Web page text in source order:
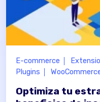
E-commerce
Plugins
Optimiza tu